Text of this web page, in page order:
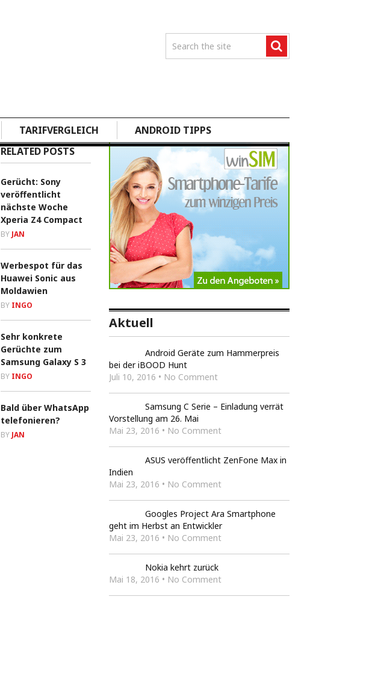
TARIFVERGLEICH ANDROID TIPPS
RELATED POSTS
Gerücht: Sony
veröffentlicht
nächste Woche
Xperia Z4 Compact
BY JAN
Werbespot für das
Huawei Sonic aus
Moldawien
BY INGO
Sehr konkrete
Gerüchte zum
Samsung Galaxy S 3
BY INGO
Bald über WhatsApp
telefonieren?
BY JAN
Aktuell
Android Geräte zum Hammerpreis
bei der iBOOD Hunt
Juli 10, 2016 • No Comment
Samsung C Serie – Einladung verrät
Vorstellung am 26. Mai
Mai 23, 2016 • No Comment
ASUS veröffentlicht ZenFone Max in
Indien
Mai 23, 2016 • No Comment
Googles Project Ara Smartphone
geht im Herbst an Entwickler
Mai 23, 2016 • No Comment
Nokia kehrt zurück
Mai 18, 2016 • No Comment